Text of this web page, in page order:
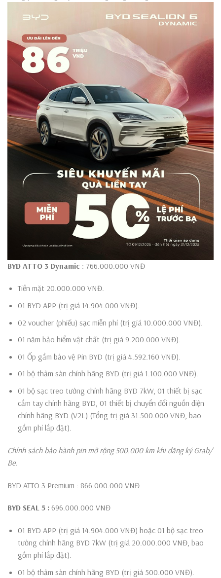
BYD ATTO 3 Dynamic : 766.000.000 VNĐ
Tiền mặt 20.000.000 VNĐ.
01 BYD APP (trị giá 14.904.000 VNĐ).
02 voucher (phiếu) sạc miễn phí (trị giá 10.000.000 VNĐ).
01 năm bảo hiểm vật chất (trị giá 9.200.000 VNĐ).
01 Ốp gầm bảo vệ Pin BYD (trị giá 4.592.160 VNĐ).
01 bộ thảm sàn chính hãng BYD (trị giá 1.100.000 VNĐ).
01 bộ sạc treo tường chính hãng BYD 7kW, 01 thiết bị sạc
cầm tay chính hãng BYD, 01 thiết bị chuyển đổi nguồn điện
chính hãng BYD (V2L) (Tổng trị giá 31.500.000 VNĐ, bao
gồm phí lắp đặt).
Chính sách bảo hành pin mở rộng 500.000 km khi đăng ký Grab/
Be.
BYD ATTO 3 Premium : 866.000.000 VNĐ
BYD SEAL 5 : 696.000.000 VNĐ
01 BYD APP (trị giá 14.904.000 VNĐ) hoặc 01 bộ sạc treo
tường chính hãng BYD 7kW (trị giá 20.000.000 VNĐ, bao
gồm phí lắp đặt).
01 bộ thảm sàn chính hãng BYD (trị giá 500.000 VNĐ).